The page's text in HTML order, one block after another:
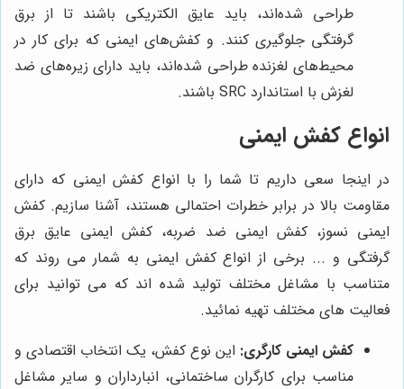
طراحی شده‌اند، باید عایق الکتریکی باشند تا از برق
گرفتگی جلوگیری کنند. و کفش‌های ایمنی که برای کار در
محیط‌های لغزنده طراحی شده‌اند، باید دارای زیره‌های ضد
لغزش با استاندارد SRC باشند.
انواع کفش ایمنی
در اینجا سعی داریم تا شما را با انواع کفش ایمنی که دارای
مقاومت بالا در برابر خطرات احتمالی هستند، آشنا سازیم. کفش
ایمنی نسوز، کفش ایمنی ضد ضربه، کفش ایمنی عایق برق
گرفتگی و ... برخی از انواع کفش ایمنی به شمار می روند که
متناسب با مشاغل مختلف تولید شده اند که می توانید برای
فعالیت های مختلف تهیه نمائید.
کفش ایمنی کارگری: این نوع کفش، یک انتخاب اقتصادی و
مناسب برای کارگران ساختمانی، انبارداران و سایر مشاغل